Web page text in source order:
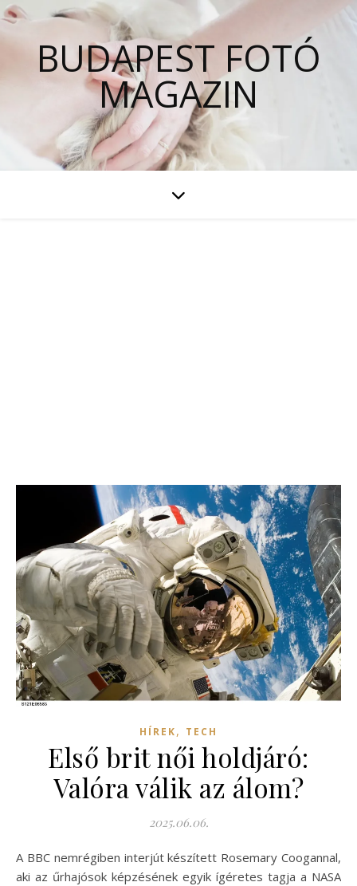
BUDAPEST FOTÓ
MAGAZIN
HÍREK, TECH
Első brit női holdjáró:
Valóra válik az álom?
2025.06.06.
A BBC nemrégiben interjút készített Rosemary Coogannal,
aki az űrhajósok képzésének egyik ígéretes tagja a NASA